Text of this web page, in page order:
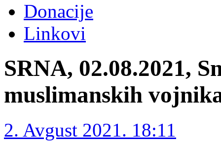
Donacije
Linkovi
SRNA, 02.08.2021,
muslimanskih
2. Avgust 2021. 18:11